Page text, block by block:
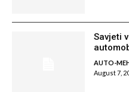
Savjeti
AUTO-
August 7,